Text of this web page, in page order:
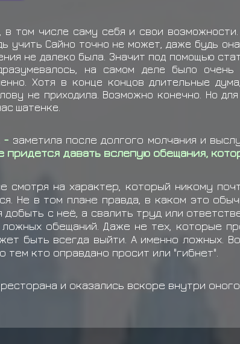
Учиха Обито
Узумаки Наника
том числе саму себя и свои
учить Сайно точно не может, даже будь
не далеко была. Значит под помощью
на самом деле было очень
Хотя в конце концов длительные
не приходила. Возможно конечно. Но
шатенке.
- заметила после долгого молчания и
придется давать вслепую обещания,
смотря на характер, который никому
Не в том плане правда, в каком это
с неё, а свалить труд или
обещаний. Даже не тех, которые
быть всегда выйти. А именно ложных.
тем кто оправдано просит или "гибнет".
и оказались вскоре внутри оного.